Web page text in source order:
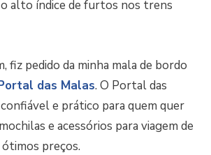
alto índice de furtos nos trens
fiz pedido da minha mala de bordo
das Malas. O Portal das
e prático para quem quer
e acessórios para viagem de
preços.